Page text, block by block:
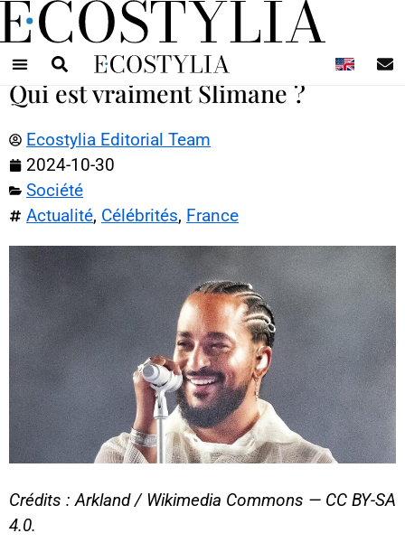
Qui est vraiment Slimane ?
Ecostylia Editorial Team
2024-10-30
Société
Actualité, Célébrités, France
Crédits : Arkland / Wikimedia Commons — CC BY-SA
4.0.